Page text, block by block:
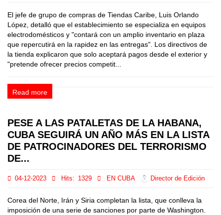
El jefe de grupo de compras de Tiendas Caribe, Luis Orlando
López, detalló que el establecimiento se especializa en equipos
electrodomésticos y "contará con un amplio inventario en plaza
que repercutirá en la rapidez en las entregas". Los directivos de
la tienda explicaron que solo aceptará pagos desde el exterior y
"pretende ofrecer precios competit...
Read more
PESE A LAS PATALETAS DE LA HABANA,
CUBA SEGUIRÁ UN AÑO MÁS EN LA LISTA
DE PATROCINADORES DEL TERRORISMO
DE...
04-12-2023 Hits: 1329 EN CUBA Director de Edición
Corea del Norte, Irán y Siria completan la lista, que conlleva la
imposición de una serie de sanciones por parte de Washington.